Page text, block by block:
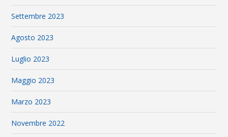
Settembre 2023
Agosto 2023
Luglio 2023
Maggio 2023
Marzo 2023
Novembre 2022